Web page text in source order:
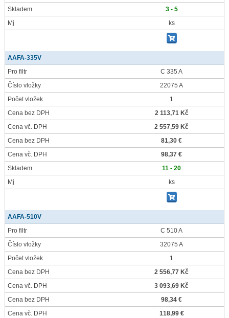
Skladem
3 - 5
Mj
ks
AAFA-335V
Pro filtr
C 335 A
Číslo vložky
22075 A
Počet vložek
1
Cena bez DPH
2 113,71 Kč
Cena vč. DPH
2 557,59 Kč
Cena bez DPH
81,30 €
Cena vč. DPH
98,37 €
Skladem
11 - 20
Mj
ks
AAFA-510V
Pro filtr
C 510 A
Číslo vložky
32075 A
Počet vložek
1
Cena bez DPH
2 556,77 Kč
Cena vč. DPH
3 093,69 Kč
Cena bez DPH
98,34 €
Cena vč. DPH
118,99 €